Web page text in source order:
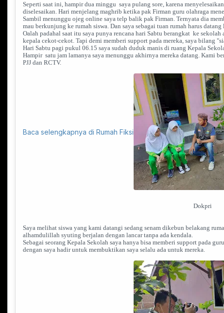
Seperti saat ini, hampir dua minggu saya pulang sore, karena
diselesaikan. Hari menjelang maghrib ketika pak Firman guru olahraga
Sambil menunggu ojeg online saya telp balik pak Firman. Ternyata dia
mau berkunjung ke rumah siswa. Dan saya sebagai tuan rumah harus
Oalah padahal saat itu saya punya rencana hari Sabtu berangkat ke
kepala cekot-cekot. Tapi demi memberi support pada mereka, saya bilang
Hari Sabtu pagi pukul 06.15 saya sudah duduk manis di ruang Kepala
Hampir satu jam lamanya saya menunggu akhirnya mereka datang. Kami
PJJ dan RCTV.
Dokpri
Saya melihat siswa yang kami datangi sedang senam dikebun belakang
alhamdulillah syuting berjalan dengan lancar tanpa ada kendala.
Sebagai seorang Kepala Sekolah saya hanya bisa memberi support pada
dengan saya hadir untuk membuktikan saya selalu ada untuk mereka.